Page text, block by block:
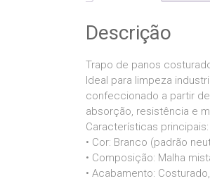
Descrição
Trapo de panos
Ideal para limpeza
confeccionado a partir
absorção, resistência e
Características principais:
• Cor: Branco (padrão
• Composição: Malha
• Acabamento: